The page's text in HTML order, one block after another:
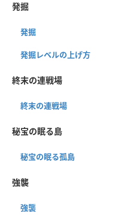
発掘
発掘
発掘レベルの上げ方
終末の連戦場
終末の連戦場
秘宝の眠る島
秘宝の眠る孤島
強襲
強襲